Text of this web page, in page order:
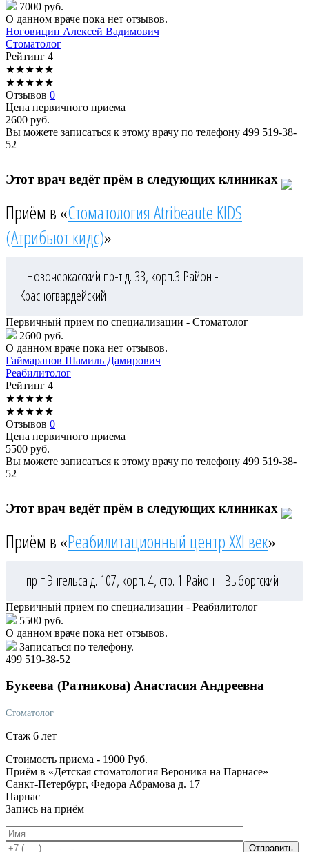
7000 руб.
О данном враче пока нет отзывов.
Ноговицин Алексей Вадимович
Стоматолог
Рейтинг 4
★★★★★
★★★★★
Отзывов 0
Цена первичного приема
2600 руб.
Вы можете записаться к этому врачу по телефону 499 519-38-
52
Этот врач ведёт прём в следующих клиниках
Приём в «Стоматология Atribeaute KIDS
(Атрибьют кидс)»
Новочеркасский пр-т д. 33, корп.3 Район -
Красногвардейский
Первичный прием по специализации - Стоматолог
2600 руб.
О данном враче пока нет отзывов.
Гаймаранов Шамиль Дамирович
Реабилитолог
Рейтинг 4
★★★★★
★★★★★
Отзывов 0
Цена первичного приема
5500 руб.
Вы можете записаться к этому врачу по телефону 499 519-38-
52
Этот врач ведёт прём в следующих клиниках
Приём в «Реабилитационный центр XXI век»
пр-т Энгельса д. 107, корп. 4, стр. 1 Район - Выборгский
Первичный прием по специализации - Реабилитолог
5500 руб.
О данном враче пока нет отзывов.
Записаться по телефону.
499 519-38-52
Букеева (Ратникова) Анастасия Андреевна
Стоматолог
Стаж 6 лет
Стоимость приема - 1900 Руб.
Приём в «Детская стоматология Вероника на Парнасе»
Санкт-Петербург, Федора Абрамова д. 17
Парнас
Запись на приём